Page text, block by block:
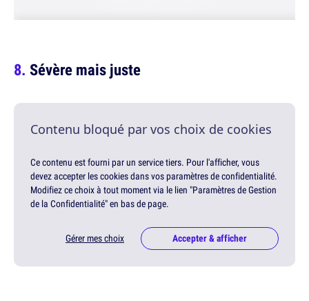
Sévère mais juste
Contenu bloqué par vos choix de cookies
Ce contenu est fourni par un service tiers. Pour l'afficher, vous
devez accepter les cookies dans vos paramètres de confidentialité.
Modifiez ce choix à tout moment via le lien "Paramètres de Gestion
de la Confidentialité" en bas de page.
Gérer mes choix Accepter & afficher